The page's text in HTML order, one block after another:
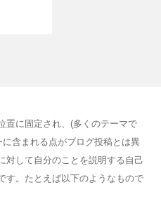
置に固定され、(多くのテーマで
含まれる点がブログ投稿とは異
対して自分のことを説明する自己
す。たとえば以下のようなもので